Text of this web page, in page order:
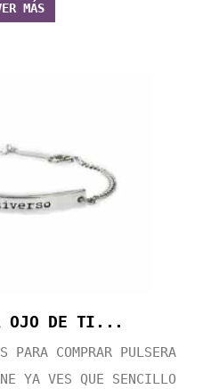
MÁS
OJO DE TI...
PARA COMPRAR PULSERA
YA VES QUE SENCILLO